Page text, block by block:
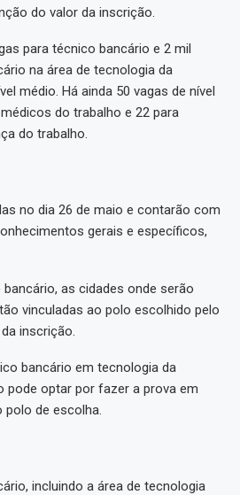
do valor da inscrição.
para técnico bancário e 2 mil
na área de tecnologia da
médio. Há ainda 50 vagas de nível
do trabalho e 22 para
do trabalho.
no dia 26 de maio e contarão com
gerais e específicos,
as cidades onde serão
vinculadas ao polo escolhido pelo
inscrição.
bancário em tecnologia da
pode optar por fazer a prova em
polo de escolha.
incluindo a área de tecnologia